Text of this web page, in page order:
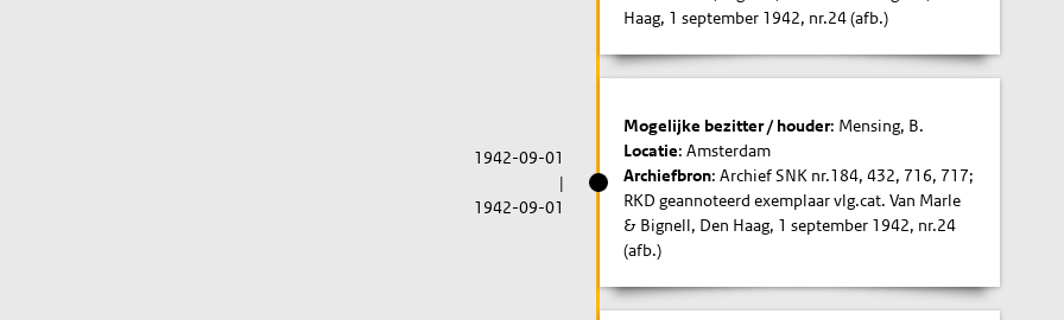
Haag, 1 september 1942, nr.24 (afb.)
1942-09-01
|
1942-09-01
Mogelijke bezitter / houder: Mensing, B.
Locatie: Amsterdam
Archiefbron: Archief SNK nr.184, 432, 716, 717;
RKD geannoteerd exemplaar vlg.cat. Van Marle
& Bignell, Den Haag, 1 september 1942, nr.24
(afb.)